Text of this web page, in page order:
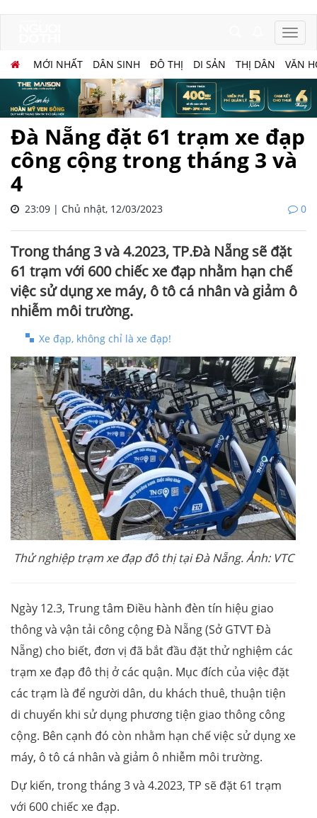
MỚI NHẤT DÂN SINH ĐÔ THỊ DI SẢN THỊ DÂN VĂN
Đà Nẵng đặt 61 trạm xe đạp
công cộng trong tháng 3 và
4
23:09 | Chủ nhật, 12/03/2023 0
Trong tháng 3 và 4.2023, TP.Đà Nẵng sẽ đặt
61 trạm với 600 chiếc xe đạp nhằm hạn chế
việc sử dụng xe máy, ô tô cá nhân và giảm ô
nhiễm môi trường.
Xe đạp, không chỉ là xe đạp!
Thử nghiệp trạm xe đạp đô thị tại Đà Nẵng. Ảnh: VTC
Ngày 12.3, Trung tâm Điều hành đèn tín hiệu giao
thông và vận tải công cộng Đà Nẵng (Sở GTVT Đà
Nẵng) cho biết, đơn vị đã bắt đầu đặt thử nghiệm các
trạm xe đạp đô thị ở các quận. Mục đích của việc đặt
các trạm là để người dân, du khách thuê, thuận tiện
di chuyển khi sử dụng phương tiện giao thông công
cộng. Bên cạnh đó còn nhằm hạn chế việc sử dụng xe
máy, ô tô cá nhân và giảm ô nhiễm môi trường.
Dự kiến, trong tháng 3 và 4.2023, TP sẽ đặt 61 trạm
với 600 chiếc xe đạp.